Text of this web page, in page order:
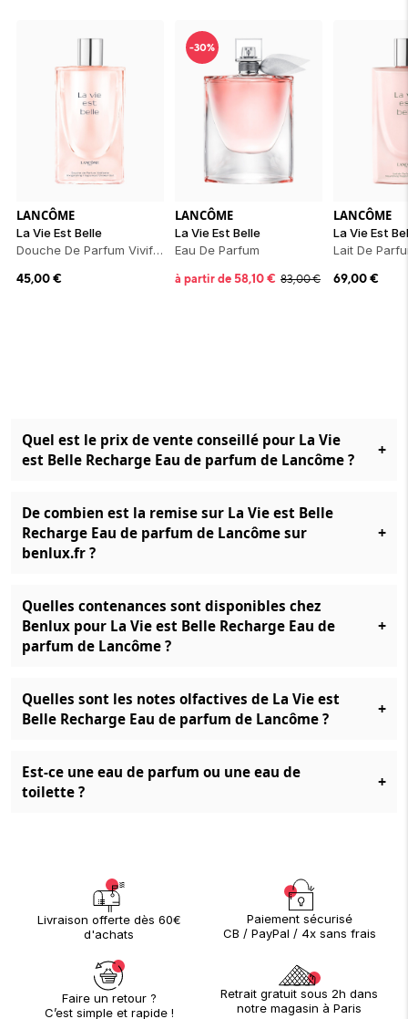
LANCÔME
La Vie Est Belle
Douche De Parfum Vivifiante
45,00€
-30%
LANCÔME
La Vie Est Belle
Eau De Parfum
à partir de58,10€ 83,00€
LANCÔME
La Vie Est
Lait De
69,00€
Quel est le prix de vente conseillé pour La Vie
est Belle Recharge Eau de parfum de Lancôme ?
+
De combien est la remise sur La Vie est Belle
Recharge Eau de parfum de Lancôme sur
benlux.fr ?
+
Quelles contenances sont disponibles chez
Benlux pour La Vie est Belle Recharge Eau de
parfum de Lancôme ?
+
Quelles sont les notes olfactives de La Vie est
Belle Recharge Eau de parfum de Lancôme ?
+
Est-ce une eau de parfum ou une eau de
toilette ?
+
Livraison offerte dès 60€
d'achats
Paiement sécurisé
CB / PayPal / 4x sans frais
Faire un retour ?
C’est simple et rapide !
Retrait gratuit sous 2h dans
notre magasin à Paris